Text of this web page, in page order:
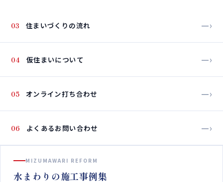
03 住まいづくりの流れ —›
04 仮住まいについて —›
05 オンライン打ち合わせ —›
06 よくあるお問い合わせ —›
MIZUMAWARI REFORM
水まわりの施工事例集